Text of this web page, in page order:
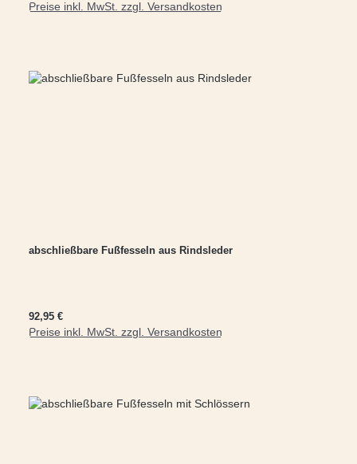
Preise inkl. MwSt. zzgl. Versandkosten
abschließbare Fußfesseln aus Rindsleder
Regulärer Preis:
92,95 €
Preise inkl. MwSt. zzgl. Versandkosten
In den Warenkorb